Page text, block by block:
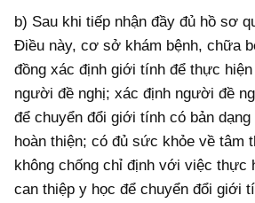
b) Sau khi tiếp nhận đầy đủ hồ sơ
Điều này, cơ sở khám bệnh, chữa
đồng xác định giới tính để thực
người đề nghị; xác định người đề
để chuyển đổi giới tính có bản
hoàn thiện; có đủ sức khỏe về tâm
không chống chỉ định với việc thực
can thiệp y học để chuyển đổi giới